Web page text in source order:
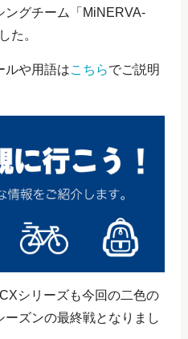
ングチーム「MiNERVA-
た。
ルや用語はこちらでご説明
シリーズも今回の二色の
ズンの最終戦となりまし